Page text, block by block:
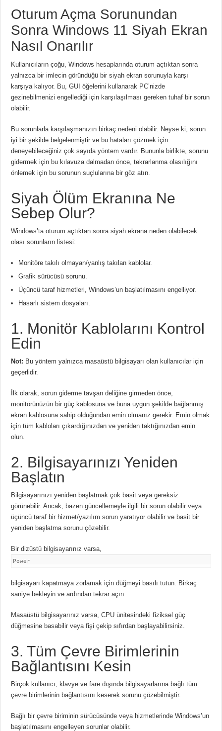
Oturum Açma Sorunundan
Sonra Windows 11 Siyah Ekran
Nasıl Onarılır
Kullanıcıların çoğu, Windows hesaplarında oturum açtıktan sonra
yalnızca bir imlecin göründüğü bir siyah ekran sorunuyla karşı
karşıya kalıyor. Bu, GUI öğelerini kullanarak PC’nizde
gezinebilmenizi engellediği için karşılaşılması gereken tuhaf bir sorun
olabilir.
Bu sorunlarla karşılaşmanızın birkaç nedeni olabilir. Neyse ki, sorun
iyi bir şekilde belgelenmiştir ve bu hataları çözmek için
deneyebileceğiniz çok sayıda yöntem vardır. Bununla birlikte, sorunu
gidermek için bu kılavuza dalmadan önce, tekrarlanma olasılığını
önlemek için bu sorunun suçlularına bir göz atın.
Siyah Ölüm Ekranına Ne
Sebep Olur?
Windows’ta oturum açtıktan sonra siyah ekrana neden olabilecek
olası sorunların listesi:
Monitöre takılı olmayan/yanlış takılan kablolar.
Grafik sürücüsü sorunu.
Üçüncü taraf hizmetleri, Windows’un başlatılmasını engelliyor.
Hasarlı sistem dosyaları.
1. Monitör Kablolarını Kontrol
Edin
Not: Bu yöntem yalnızca masaüstü bilgisayarı olan kullanıcılar için
geçerlidir.
İlk olarak, sorun giderme tavşan deliğine girmeden önce,
monitörünüzün bir güç kablosuna ve buna uygun şekilde bağlanmış
ekran kablosuna sahip olduğundan emin olmanız gerekir. Emin olmak
için tüm kabloları çıkardığınızdan ve yeniden taktığınızdan emin
olun.
2. Bilgisayarınızı Yeniden
Başlatın
Bilgisayarınızı yeniden başlatmak çok basit veya gereksiz
görünebilir.Ancak, bazen güncellemeyle ilgili bir sorun olabilir veya
üçüncü taraf bir hizmet/yazılım sorun yaratıyor olabilir ve basit bir
yeniden başlatma sorunu çözebilir.
Bir dizüstü bilgisayarınız varsa,
Power
bilgisayarı kapatmaya zorlamak için düğmeyi basılı tutun. Birkaç
saniye bekleyin ve ardından tekrar açın.
Masaüstü bilgisayarınız varsa, CPU ünitesindeki fiziksel güç
düğmesine basabilir veya fişi çekip sıfırdan başlayabilirsiniz.
3. Tüm Çevre Birimlerinin
Bağlantısını Kesin
Birçok kullanıcı, klavye ve fare dışında bilgisayarlarına bağlı tüm
çevre birimlerinin bağlantısını keserek sorunu çözebilmiştir.
Bağlı bir çevre biriminin sürücüsünde veya hizmetlerinde Windows’un
başlatılmasını engelleyen sorunlar olabilir.